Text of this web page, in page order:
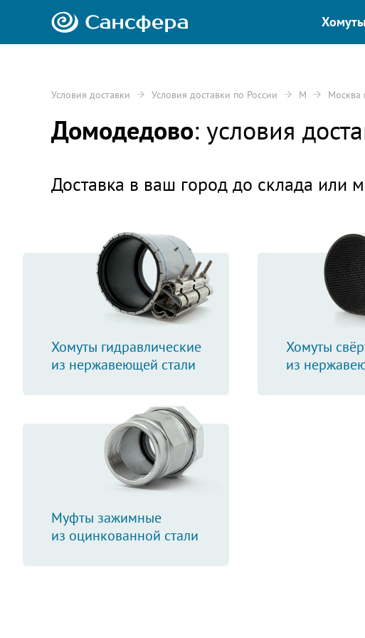
Хомуты
Условия доставки Условия доставки по России М Москва
Домодедово: условия
Доставка в ваш город до склада или
Хомуты гидравлические
из нержавеющей стали
Хомуты
из
Муфты зажимные
из оцинкованной стали